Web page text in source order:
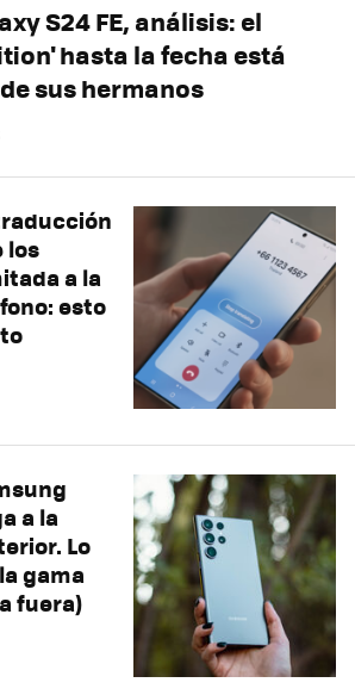
S24 FE, análisis: el
hasta la fecha está
sus hermanos
los
a la
esto
a la
Lo
gama
fuera)